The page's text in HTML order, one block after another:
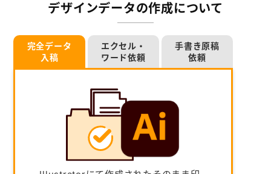
デザインデータの作成について
完全データ
入稿
エクセル・
ワード依頼
手書き原稿
依頼